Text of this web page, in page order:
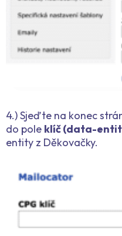
4.) Sjeďte na konec
do pole klíč (data-
entity z Děkovačky.